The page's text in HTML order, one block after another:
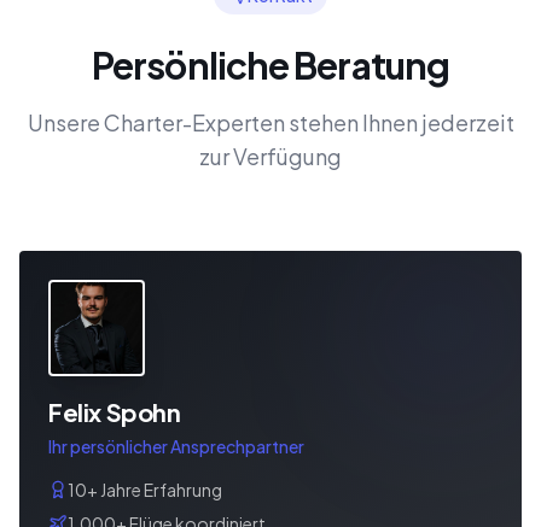
Persönliche Beratung
Unsere Charter-Experten stehen Ihnen jederzeit
zur Verfügung
Felix Spohn
Ihr persönlicher Ansprechpartner
10+ Jahre Erfahrung